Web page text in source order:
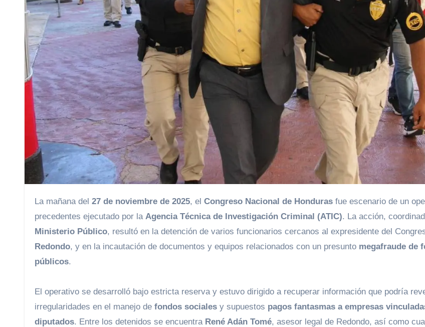
La mañana del 27 de noviembre de 2025, el Congreso Nacional de Honduras fue escenario de un
precedentes ejecutado por la Agencia Técnica de Investigación Criminal (ATIC). La acción,
Ministerio Público, resultó en la detención de varios funcionarios cercanos al expresidente del
Redondo, y en la incautación de documentos y equipos relacionados con un presunto megafraude de
públicos.
El operativo se desarrolló bajo estricta reserva y estuvo dirigido a recuperar información que podría
irregularidades en el manejo de fondos sociales y supuestos pagos fantasmas a empresas
diputados. Entre los detenidos se encuentra René Adán Tomé, asesor legal de Redondo, así como